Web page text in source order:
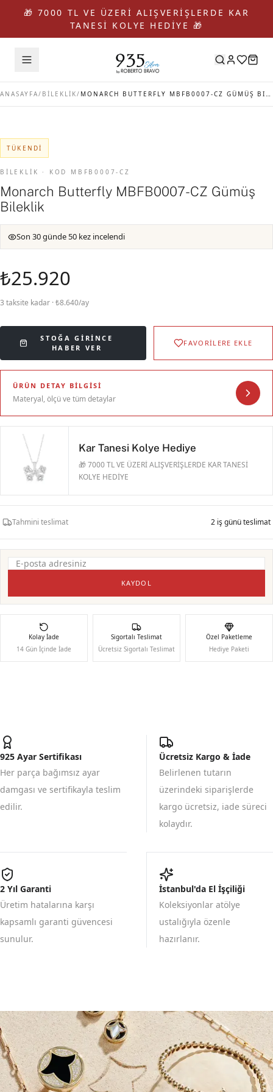
🎁 7000 TL VE ÜZERİ ALIŞVERİŞLERDE KAR
TANESİ KOLYE HEDİYE 🎁
ANASAYFA/ BİLEKLİK/ MONARCH BUTTERFLY MBFB0007-CZ GÜMÜŞ BILEKLIK
TÜKENDI
BİLEKLİK · KOD MBFB0007-CZ
Monarch Butterfly MBFB0007-CZ Gümüş
Bileklik
Son 30 günde 50 kez incelendi
₺25.920
3 taksite kadar · ₺8.640/ay
STOĞA GIRINCE
HABER VER
FAVORİLERE EKLE
ÜRÜN DETAY BILGISI
Materyal, ölçü ve tüm detaylar
Kar Tanesi Kolye Hediye
🎁 7000 TL VE ÜZERİ ALIŞVERİŞLERDE KAR TANESİ
KOLYE HEDİYE
Tahmini teslimat 2 iş günü teslimat
KAYDOL
Kolay İade
14 Gün İçinde İade
Sigortalı Teslimat
Ücretsiz Sigortalı Teslimat
Özel Paketleme
Hediye Paketi
925 Ayar Sertifikası
Her parça bağımsız ayar
damgası ve sertifikayla teslim
edilir.
Ücretsiz Kargo & İade
Belirlenen tutarın
üzerindeki siparişlerde
kargo ücretsiz, iade süreci
kolaydır.
2 Yıl Garanti
Üretim hatalarına karşı
kapsamlı garanti güvencesi
sunulur.
İstanbul'da El İşçiliği
Koleksiyonlar atölye
ustalığıyla özenle
hazırlanır.